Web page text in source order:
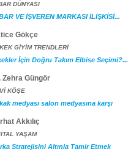
DÜNYASI
VE İŞVEREN MARKASI İLİŞKİSİ...
Gökçe
GİYİM TRENDLERİ
İçin Doğru Takım Elbise Seçimi?...
Zehra Güngör
KÖŞE
medyası salon medyasına karşı
Akkılıç
YAŞAM
Stratejisini Altınla Tamir Etmek